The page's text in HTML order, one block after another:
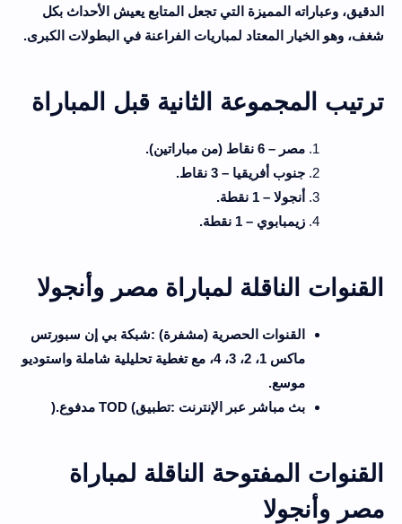
الدقيق، وعباراته المميزة التي تجعل المتابع يعيش الأحداث بكل
شغف، وهو الخيار المعتاد لمباريات الفراعنة في البطولات الكبرى.
ترتيب المجموعة الثانية قبل المباراة
مصر – 6 نقاط (من مباراتين)
.
جنوب أفريقيا – 3 نقاط
.
أنجولا – 1 نقطة
.
زيمبابوي – 1 نقطة
.
القنوات الناقلة لمباراة مصر وأنجولا
القنوات الحصرية (مشفرة) :شبكة بي إن سبورتس
ماكس 1، 2، 3، 4، مع تغطية تحليلية شاملة واستوديو
موسع.
بث مباشر عبر الإنترنت :تطبيقTOD ( مدفوع).
القنوات المفتوحة الناقلة لمباراة
مصر وأنجولا